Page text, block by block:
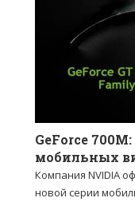
GeForce
мобильных
Компания NVIDIA
новой серии